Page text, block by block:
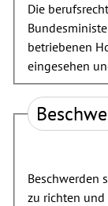
Die
betriebenen
eingesehen
Beschwerden
zu richten und